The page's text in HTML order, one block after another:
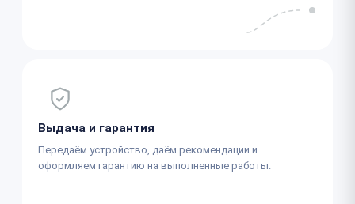
Выдача и гарантия
Передаём устройство, даём рекомендации и
оформляем гарантию на выполненные работы.